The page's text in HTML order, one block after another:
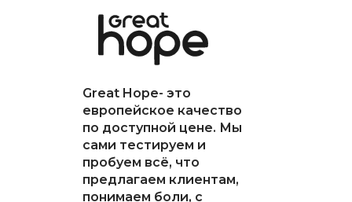
Great Hope- это
европейское качество
по доступной цене. Мы
сами тестируем и
пробуем всё, что
предлагаем клиентам,
понимаем боли, с